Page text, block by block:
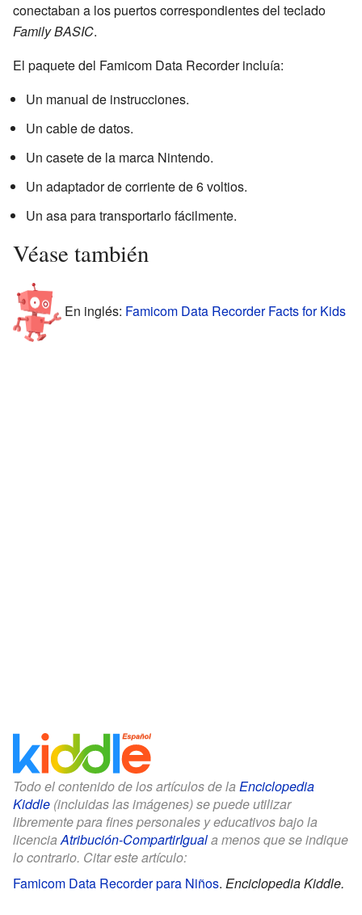
conectaban a los puertos correspondientes del teclado
Family BASIC.
El paquete del Famicom Data Recorder incluía:
Un manual de instrucciones.
Un cable de datos.
Un casete de la marca Nintendo.
Un adaptador de corriente de 6 voltios.
Un asa para transportarlo fácilmente.
Véase también
En inglés: Famicom Data Recorder Facts for Kids
Todo el contenido de los artículos de la Enciclopedia
Kiddle (incluidas las imágenes) se puede utilizar
libremente para fines personales y educativos bajo la
licenciaAtribución-CompartirIguala menos que se indique
lo contrario. Citar este artículo:
Famicom Data Recorder para Niños. Enciclopedia Kiddle.